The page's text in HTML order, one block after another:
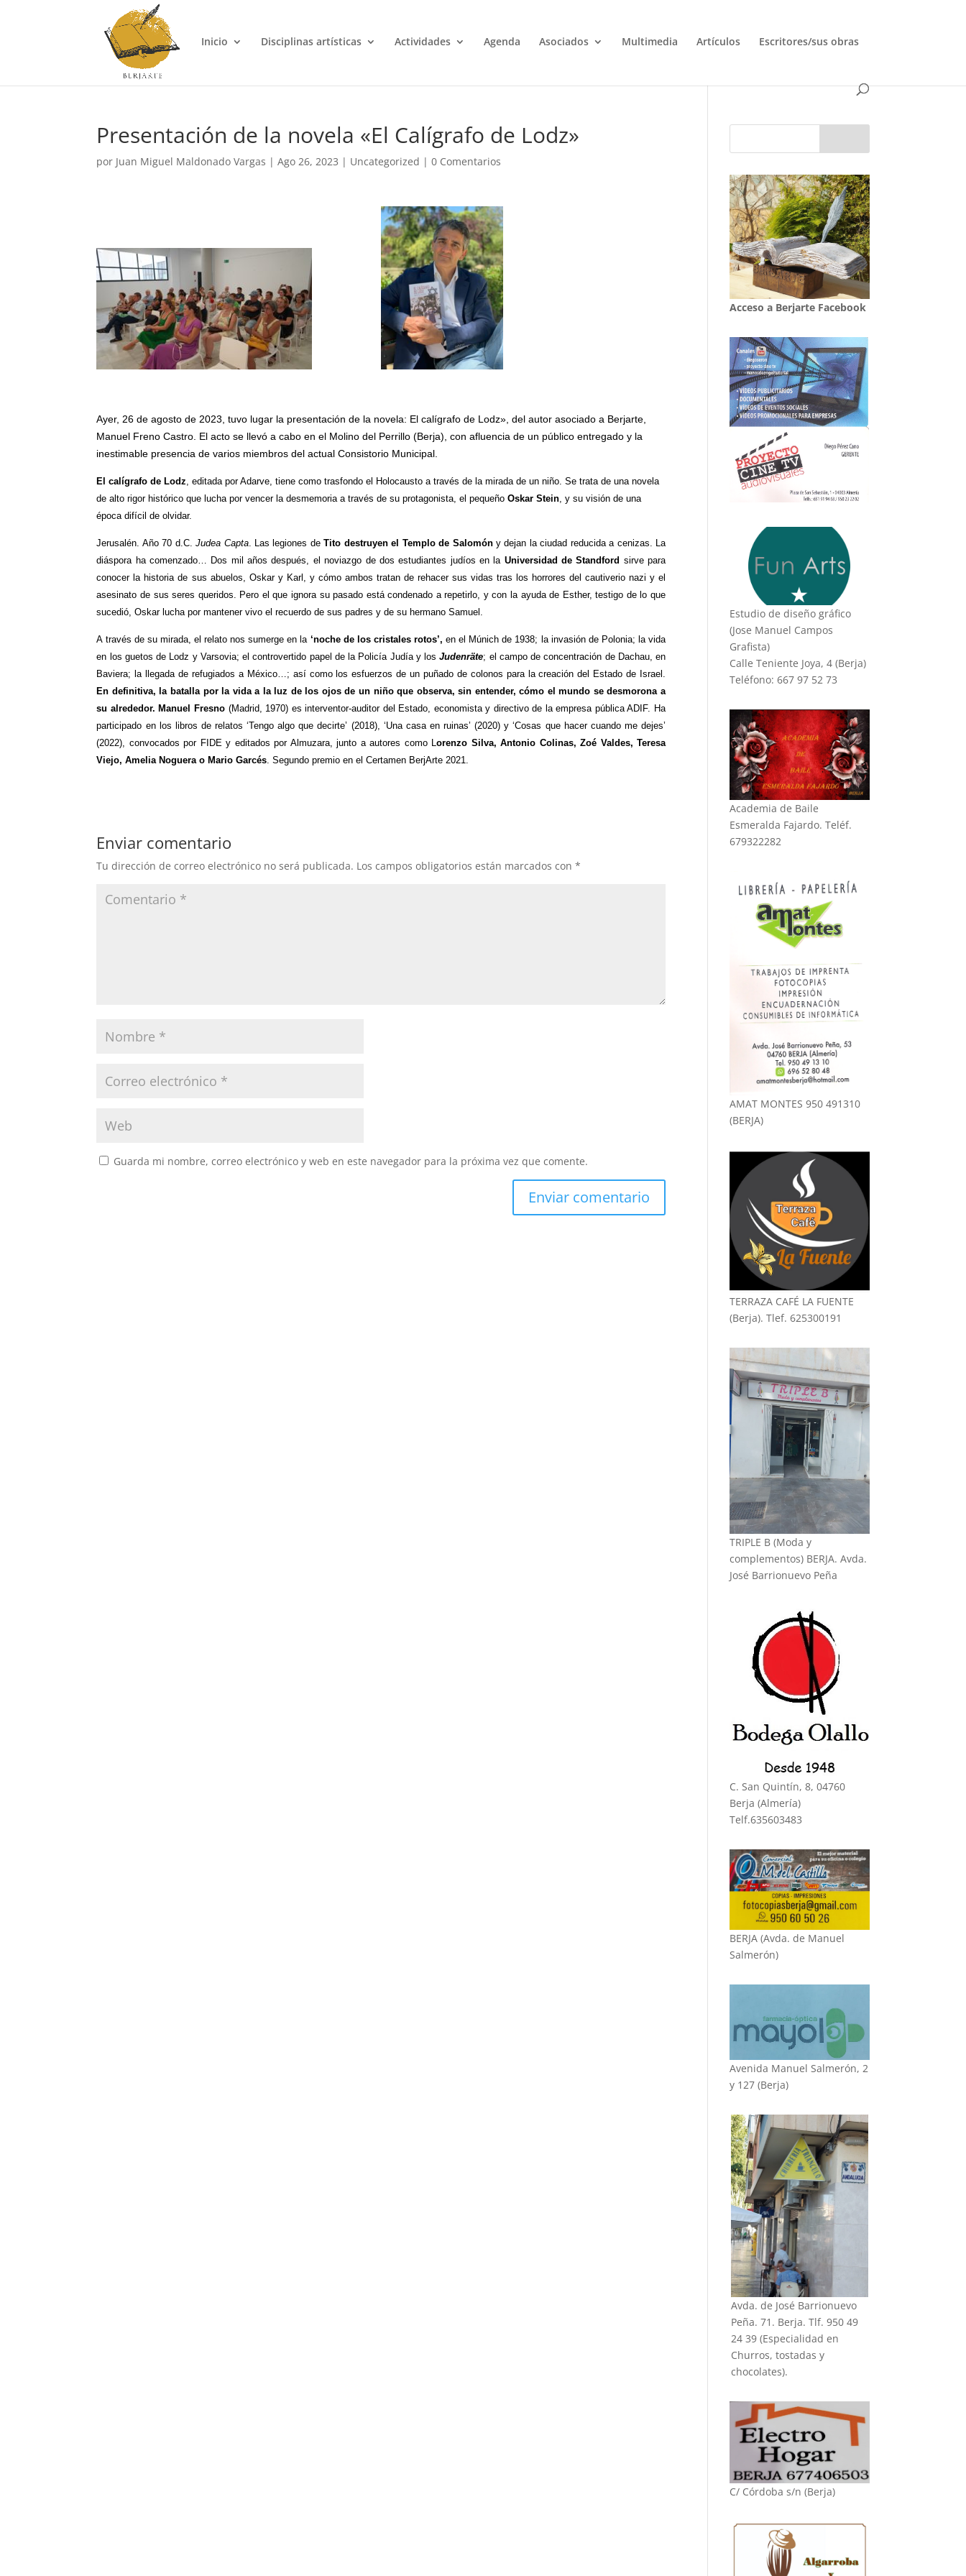
Inicio Disciplinas artísticas Actividades Agenda Asociados Multimedia Artículos Escritores/sus obras
Presentación de la novela «El Calígrafo de Lodz»
por Juan Miguel Maldonado Vargas |Ago 26, 2023 | Uncategorized |0 Comentarios
Ayer, 26 de agosto de 2023, tuvo lugar la presentación de la novela: El calígrafo de Lodz», del autor asociado a Berjarte,
Manuel Freno Castro. El acto se llevó a cabo en el Molino del Perrillo (Berja), con afluencia de un público entregado y la
inestimable presencia de varios miembros del actual Consistorio Municipal.
El calígrafo de Lodz , editada por Adarve, tiene como trasfondo el Holocausto a través de la mirada de un niño. Se trata de una novela
de alto rigor histórico que lucha por vencer la desmemoria a través de su protagonista, el pequeñoOskar Stein , y su visión de una
época difícil de olvidar.
Jerusalén. Año 70 d.C.Judea Capta. Las legiones deTito destruyen el Templo de Salomón y dejan la ciudad reducida a cenizas. La
diáspora ha comenzado… Dos mil años después, el noviazgo de dos estudiantes judíos en la Universidad de Standford sirve para
conocer la historia de sus abuelos, Oskar y Karl, y cómo ambos tratan de rehacer sus vidas tras los horrores del cautiverio nazi y el
asesinato de sus seres queridos. Pero el que ignora su pasado está condenado a repetirlo, y con la ayuda de Esther, testigo de lo que
sucedió, Oskar lucha por mantener vivo el recuerdo de sus padres y de su hermano Samuel.
A través de su mirada, el relato nos sumerge en la ‘noche de los cristales rotos’, en el Múnich de 1938; la invasión de Polonia; la vida
en los guetos de Lodz y Varsovia; el controvertido papel de la Policía Judía y losJudenräte; el campo de concentración de Dachau, en
Baviera; la llegada de refugiados a México…; así como los esfuerzos de un puñado de colonos para la creación del Estado de Israel.
En definitiva, la batalla por la vida a la luz de los ojos de un niño que observa, sin entender, cómo el mundo se desmorona a
su alrededor. Manuel Fresno (Madrid, 1970) es interventor-auditor del Estado, economista y directivo de la empresa pública ADIF. Ha
participado en los libros de relatos ‘Tengo algo que decirte’ (2018), ‘Una casa en ruinas’ (2020) y ‘Cosas que hacer cuando me dejes’
(2022), convocados por FIDE y editados por Almuzara, junto a autores como Lorenzo Silva, Antonio Colinas, Zoé Valdes, Teresa
Viejo, Amelia Noguera o Mario Garcés . Segundo premio en el Certamen BerjArte 2021.
Enviar comentario
Tu dirección de correo electrónico no será publicada. Los campos obligatorios están marcados con*
Guarda mi nombre, correo electrónico y web en este navegador para la próxima vez que comente.
Acceso a Berjarte Facebook
Estudio de diseño gráfico
(Jose Manuel Campos
Grafista)
Calle Teniente Joya, 4 (Berja)
Teléfono: 667 97 52 73
Academia de Baile
Esmeralda Fajardo. Teléf.
679322282
AMAT MONTES 950 491310
(BERJA)
TERRAZA CAFÉ LA FUENTE
(Berja). Tlef. 625300191
TRIPLE B (Moda y
complementos) BERJA. Avda.
José Barrionuevo Peña
C. San Quintín, 8, 04760
Berja (Almería)
Telf.635603483
BERJA (Avda. de Manuel
Salmerón)
Avenida Manuel Salmerón, 2
y 127 (Berja)
Avda. de José Barrionuevo
Peña. 71. Berja. Tlf. 950 49
24 39 (Especialidad en
Churros, tostadas y
chocolates).
C/ Córdoba s/n (Berja)